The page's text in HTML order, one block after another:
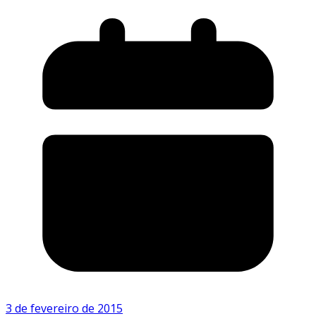
3 de fevereiro de 2015